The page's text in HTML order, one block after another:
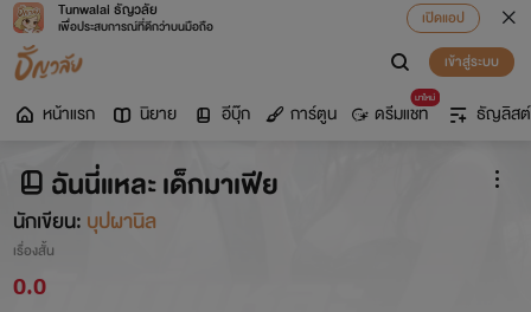
Tunwalai ธัญวลัย
เพื่อประสบการณ์ที่ดีกว่าบนมือถือ
เปิดแอป
เข้าสู่ระบบ
หน้าแรก นิยาย อีบุ๊ก การ์ตูน
มาใหม่
ดรีมแชท ธัญลิสต์
ฉันนี่แหละ เด็กมาเฟีย
นักเขียน: บุปผานิล
เรื่องสั้น
0.0